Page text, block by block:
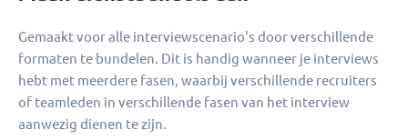
Gemaakt voor alle interviewscenario's door verschillende
formaten te bundelen. Dit is handig wanneer je interviews
hebt met meerdere fasen, waarbij verschillende recruiters
of teamleden in verschillende fasen van het interview
aanwezig dienen te zijn.